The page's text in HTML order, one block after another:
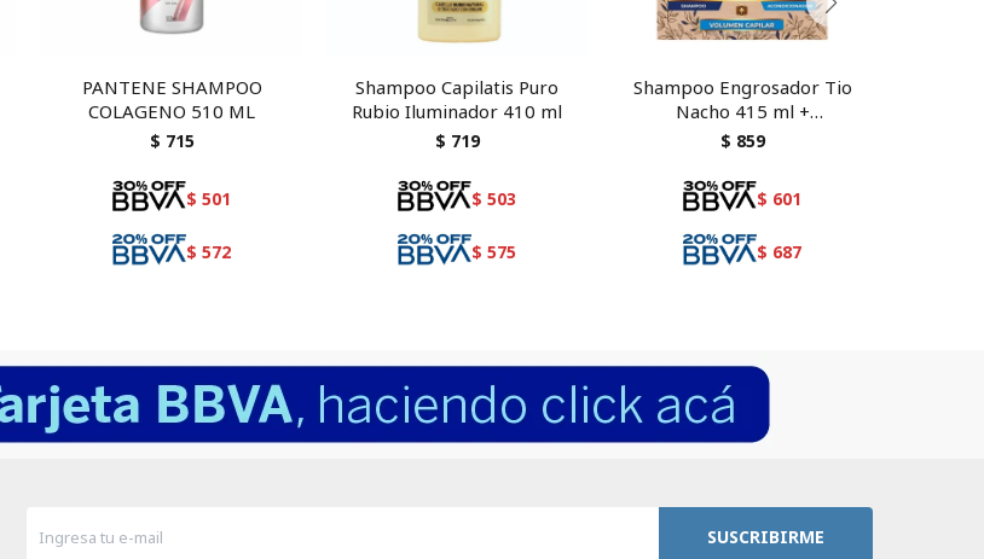
PANTENE SHAMPOO
COLAGENO 510 ML
$ 715
$ 501
$ 572
Shampoo Capilatis Puro
Rubio Iluminador 410 ml
$ 719
$ 503
$ 575
Shampoo Engrosador Tio
Nacho 415 ml +
Acondicionador
$ 859
$ 601
$ 687
SUSCRIBIRME